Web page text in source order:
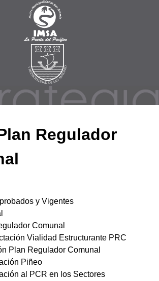
Regulador
y Vigentes
Comunal
Vialidad Estructurante PRC
Plan Regulador Comunal
Piñeo
al PCR en los Sectores